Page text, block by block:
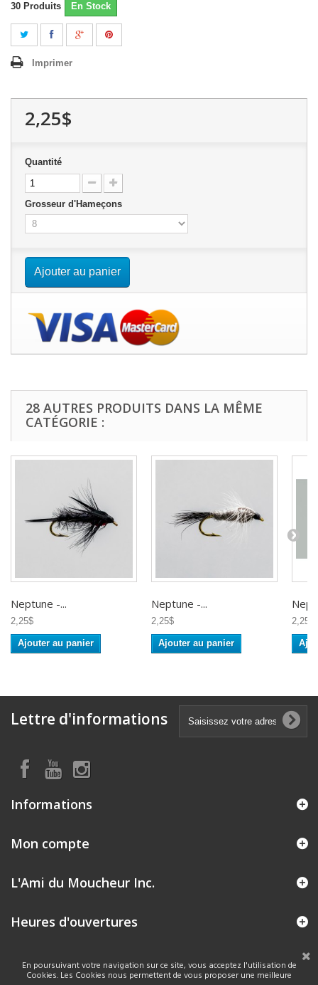
30 Produits En Stock
Imprimer
2,25$
Quantité
Grosseur d'Hameçons
Ajouter au panier
28 AUTRES PRODUITS DANS LA MÊME
CATÉGORIE :
Neptune -...
2,25$
Ajouter au panier
Neptune -...
2,25$
Ajouter au panier
2,25$
Lettre d'informations
Informations
Mon compte
L'Ami du Moucheur Inc.
Heures d'ouvertures
En poursuivant votre navigation sur ce site, vous acceptez l'utilisation de
Cookies. Les Cookies nous permettent de vous proposer une meilleure